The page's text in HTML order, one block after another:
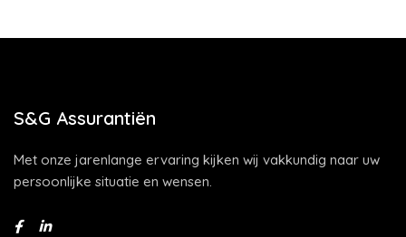
S&G Assurantiën
Met onze jarenlange ervaring kijken wij vakkundig naar uw
persoonlijke situatie en wensen.